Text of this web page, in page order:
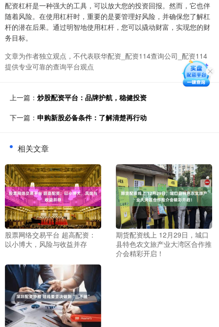
配资杠杆是一种强大的工具，可以放大您的投资回报。然而，它也伴
随着风险。在使用杠杆时，重要的是要管理好风险，并确保您了解杠
杆的潜在后果。通过明智地使用杠杆，您可以撬动财富，实现您的财
务目标。
文章为作者独立观点，不代表联华配资_配资114查询公司_配资114
提供专业可靠的查询平台观点
上一篇： 炒股配资平台：品牌护航，稳健投资
下一篇： 申购新股必备条件：了解清楚再行动
相关文章
股票网络交易平台 超高配资：
以小博大，风险与收益并存
期货配资线上 12月29日，城口
县特色农文旅产业大湾区合作推
介会精彩开启！